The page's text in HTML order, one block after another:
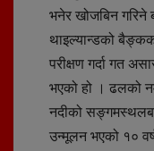
भनेर खोजबिन गरिने
थाइल्यान्डको
परीक्षण गर्दा गत
भएको हो । ढलको
नदीको
उन्मूलन भएको १०